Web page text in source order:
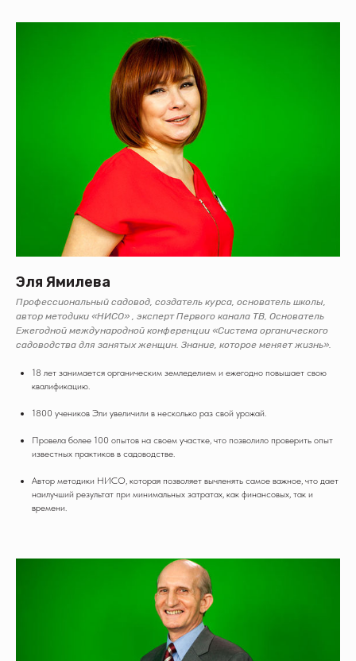
Эля Ямилева
Профессиональный садовод, создатель курса, основатель школы,
автор методики «НИСО» , эксперт Первого канала ТВ, Основатель
Ежегодной международной конференции «Система органического
садоводства для занятых женщин. Знание, которое меняет жизнь»
18 лет занимается органическим земледелием и ежегодно повышает свою
квалификацию.
1800 учеников Эли увеличили в несколько раз свой урожай.
Провела более 100 опытов на своем участке, что позволило проверить опыт
известных практиков в садоводстве.
Автор методики НИСО, которая позволяет вычленять самое важное, что дает
наилучший результат при минимальных затратах, как финансовых, так и
времени.